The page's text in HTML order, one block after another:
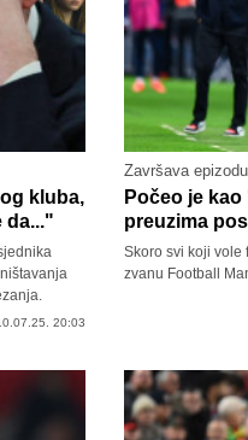
kluba,
da..."
20:03
Završava
Počeo je
preuzima
Skoro svi koji vole
zvanu Football